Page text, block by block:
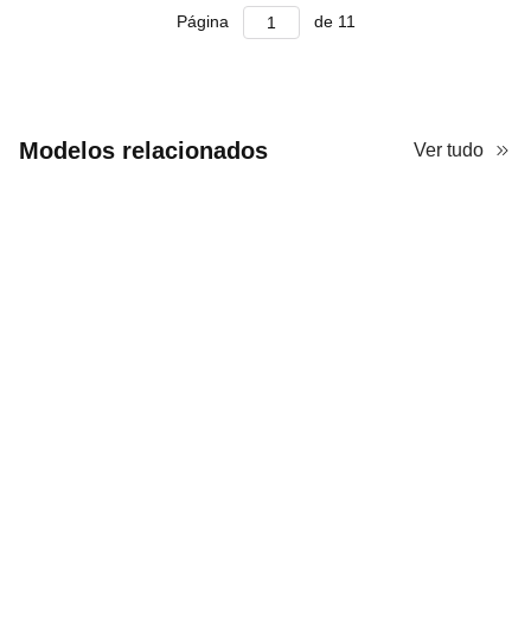
Página de 11
Modelos relacionados Ver tudo